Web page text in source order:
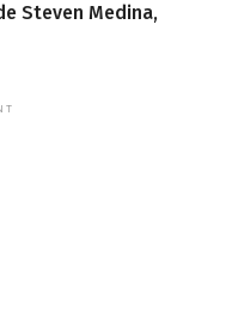
Steven Medina,